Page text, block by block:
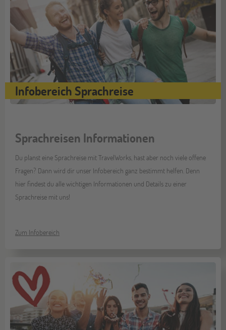
Infobereich Sprachreise
Sprachreisen Informationen
Du planst eine Sprachreise mit TravelWorks, hast aber noch viele offene
Fragen? Dann wird dir unser Infobereich ganz bestimmt helfen. Denn
hier findest du alle wichtigen Informationen und Details zu einer
Sprachreise mit uns!
Zum Infobereich